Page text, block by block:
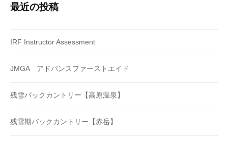
最近の投稿
IRF Instructor Assessment
JMGA アドバンスファーストエイド
残雪バックカントリー【高原温泉】
残雪期バックカントリー【赤岳】